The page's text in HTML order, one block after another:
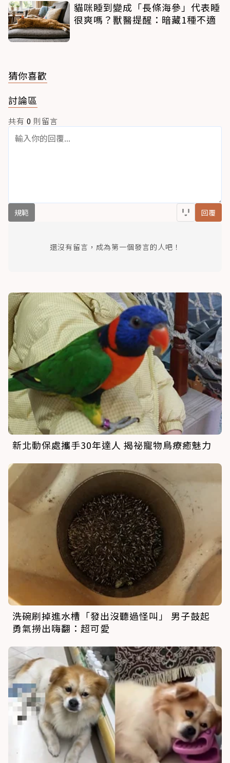
貓咪睡到變成「長條海參」代表睡
很爽嗎？獸醫提醒：暗藏1種不適
猜你喜歡
討論區
共有 0 則留言
規範 回覆
還沒有留言，成為第一個發言的人吧！
新北動保處攜手30年達人 揭祕寵物鳥療癒魅力
洗碗刷掉進水槽「發出沒聽過怪叫」 男子鼓起
勇氣撈出嗨翻：超可愛